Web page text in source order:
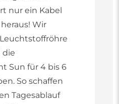
nur ein Kabel
Wir
die
Sun für 4 bis 6
So schaffen
Tagesablauf